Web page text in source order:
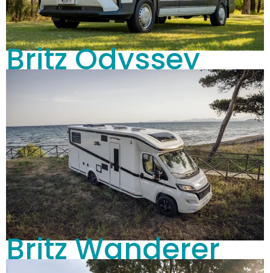
Britz Odyssey
Britz Wanderer